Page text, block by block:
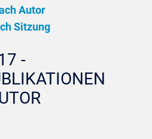
Autor
Sitzung
-